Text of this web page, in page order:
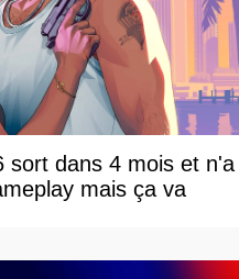
sort dans 4 mois et n'a
mais ça va